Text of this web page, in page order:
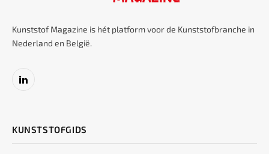
Kunststof Magazine is hét platform voor de Kunststofbranche in
Nederland en België.
LinkedIn
KUNSTSTOFGIDS